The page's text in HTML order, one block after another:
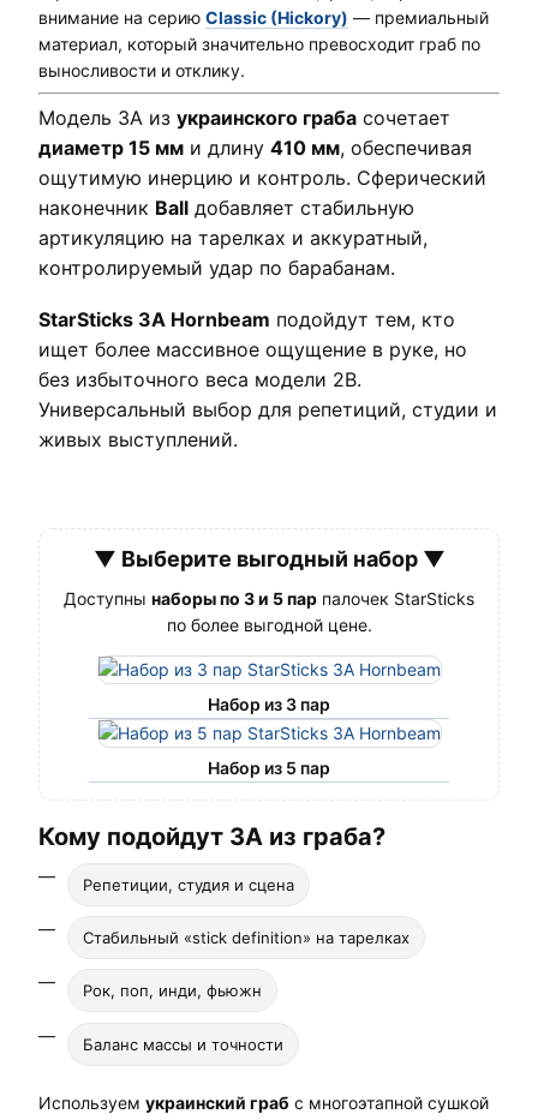
внимание на серию Classic (Hickory) — премиальный
материал, который значительно превосходит граб по
выносливости и отклику.
Модель 3A из украинского граба сочетает
диаметр 15 мм и длину 410 мм, обеспечивая
ощутимую инерцию и контроль. Сферический
наконечник Ball добавляет стабильную
артикуляцию на тарелках и аккуратный,
контролируемый удар по барабанам.
StarSticks 3A Hornbeam подойдут тем, кто
ищет более массивное ощущение в руке, но
без избыточного веса модели 2B.
Универсальный выбор для репетиций, студии и
живых выступлений.
▼ Выберите выгодный набор ▼
Доступны наборы по 3 и 5 пар палочек StarSticks
по более выгодной цене.
Набор из 3 пар
Набор из 5 пар
Кому подойдут 3A из граба?
Репетиции, студия и сцена
Стабильный «stick definition» на тарелках
Рок, поп, инди, фьюжн
Баланс массы и точности
Используем украинский граб с многоэтапной сушкой